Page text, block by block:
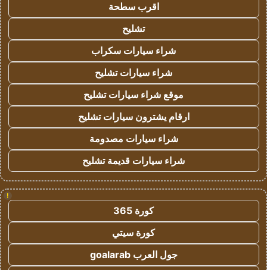
اقرب سطحة
تشليح
شراء سيارات سكراب
شراء سيارات تشليح
موقع شراء سيارات تشليح
ارقام يشترون سيارات تشليح
شراء سيارات مصدومة
شراء سيارات قديمة تشليح
!
كورة 365
كورة سيتي
جول العرب goalarab